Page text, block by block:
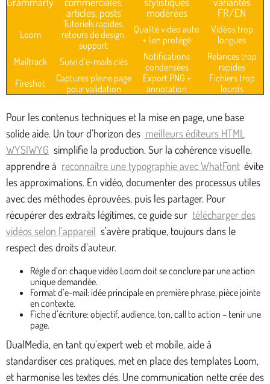
articles, posts
modérées
FR/EN
Loom
Tutoriels rapides,
retours de design,
support
Qualité vidéo auto
+ lien protégé
Vidéos trop
longues
Mailtrack
Suivi d’e-mails clés
Notifications
condensées
Relances trop
rapides
Fireshot
Captures pleine page
pour validation
Export PNG +
annotation
Fichiers trop
lourds
Pour les contenus techniques et la mise en page, une base
solide aide. Un tour d’horizon des meilleurs éditeurs HTML
WYSIWYG simplifie la production. Sur la cohérence visuelle,
apprendre à reconnaître une typographie avec WhatFont évite
les approximations. En vidéo, documenter des processus utiles
avec des méthodes éprouvées, puis les partager. Pour
récupérer des extraits légitimes, ce guide sur télécharger des
vidéos selon l’appareil s’avère pratique, toujours dans le
respect des droits d’auteur.
Règle d’or: chaque vidéo Loom doit se conclure par une action
unique demandée.
Format d’e-mail: idée principale en première phrase, pièce jointe
en contexte.
Fiche d’écriture: objectif, audience, ton, call to action – tenir une
page.
DualMedia, en tant qu’expert web et mobile, aide à
standardiser ces pratiques, met en place des templates Loom,
et harmonise les textes clés. Une communication nette crée des